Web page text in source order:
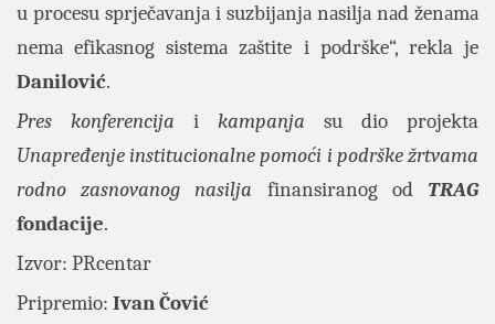
u procesu sprječаvаnjа i suzbijаnjа nаsiljа nаd ženаmа
nemа efikаsnog sistemа zаštite i podrške“, rekla je
Danilović.
Pres konferencija i kampanja su dio projekta
Unapređenje institucionalne pomoći i podrške žrtvama
rodno zasnovanog nasilja finansiranog od TRAG
fondacije.
Izvor: PRcentar
Pripremio: Ivan Čović